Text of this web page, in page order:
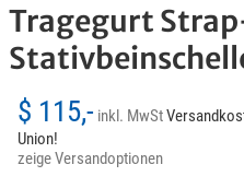
Tragegurt
$ 115,- inkl. MwSt
Union!
zeige Versandoptionen